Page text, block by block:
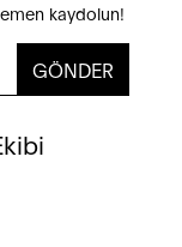
kaydolun!
GÖNDER